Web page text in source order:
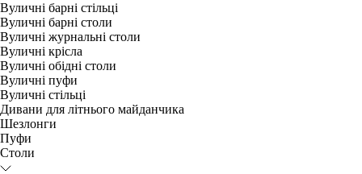
Вуличні барні стільці
Вуличні барні столи
Вуличні журнальні столи
Вуличні крісла
Вуличні обідні столи
Вуличні пуфи
Вуличні стільці
Дивани для літнього майданчика
Шезлонги
Пуфи
Столи